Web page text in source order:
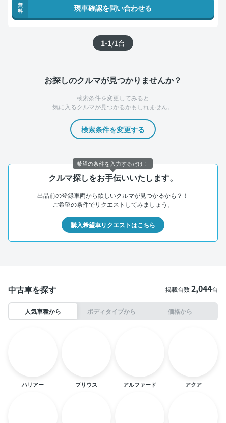
無
料
現車確認を問い合わせる
1-1/1台
お探しのクルマが見つかりませんか？
検索条件を変更してみると
気に入るクルマが見つかるかもしれません。
検索条件を変更する
クルマ探しをお手伝いいたします。
出品前の登録車両から欲しいクルマが見つかるかも？！
ご希望の条件でリクエストしてみましょう。
購入希望車リクエストはこちら
中古車を探す 掲載台数2,044台
人気車種から ボディタイプから 価格から
ハリアー プリウス アルファード アクア
希望の条件を入力するだけ！